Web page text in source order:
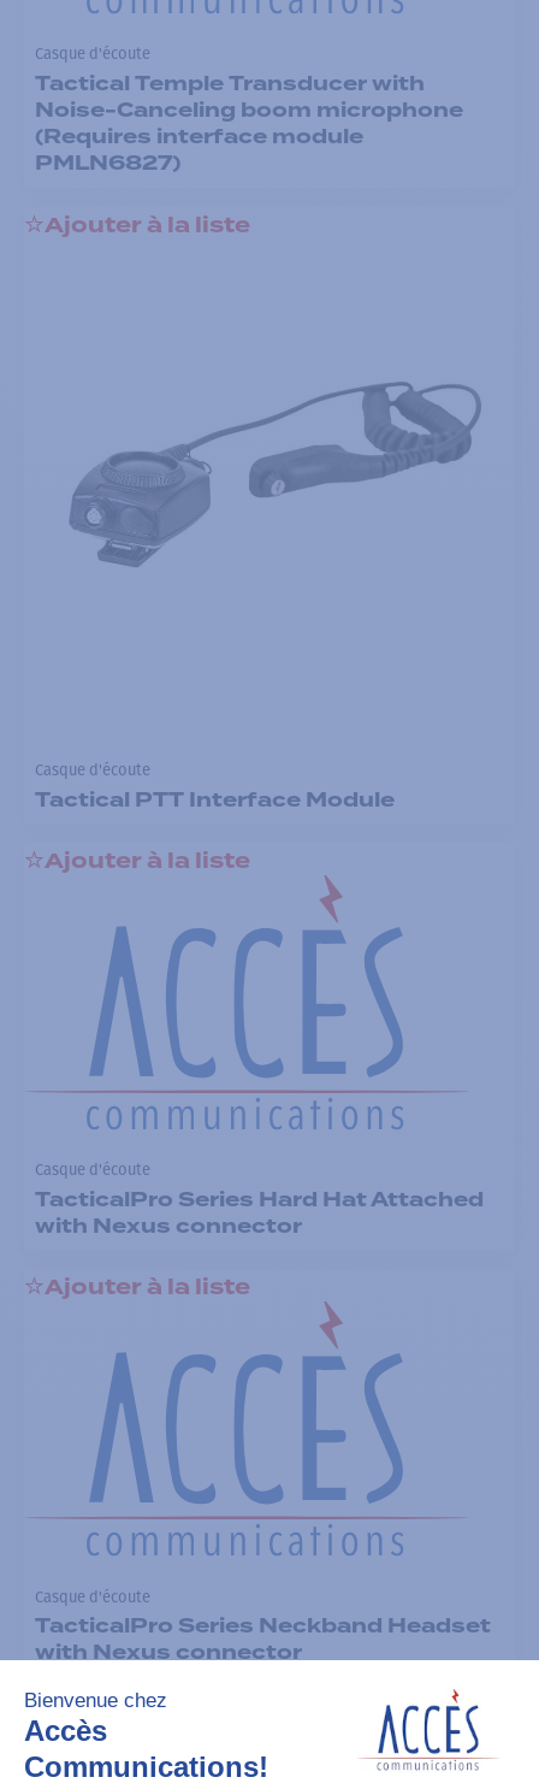
Casque d'écoute
Tactical Temple Transducer with
Noise-Canceling boom microphone
(Requires interface module
PMLN6827)
Ajouter à la liste
Casque d'écoute
Tactical PTT Interface Module
Ajouter à la liste
Casque d'écoute
TacticalPro Series Hard Hat Attached
with Nexus connector
Ajouter à la liste
Casque d'écoute
TacticalPro Series Neckband Headset
with Nexus connector
Ajouter à la liste